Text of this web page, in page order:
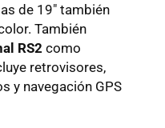
de 19" también
También
RS2 como
retrovisores,
y navegación GPS